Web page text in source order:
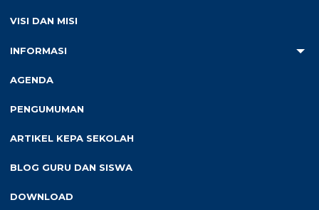
VISI DAN MISI
INFORMASI
AGENDA
PENGUMUMAN
ARTIKEL KEPA SEKOLAH
BLOG GURU DAN SISWA
DOWNLOAD
Konsep Otomatis
Seburuk-buruknya manusia adalah dirinya yang tak